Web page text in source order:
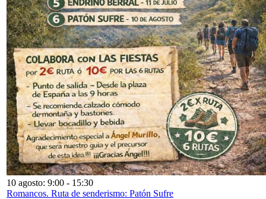
10 agosto: 9:00 - 15:30
Romancos. Ruta de senderismo: Patón Sufre